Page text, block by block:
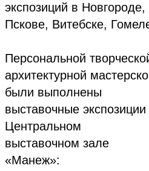
экспозиций в Новгороде,
Пскове, Витебске,
Персональной
архитектурной
были выполнены
выставочные экспозиции
Центральном
выставочном зале
«Манеж»: